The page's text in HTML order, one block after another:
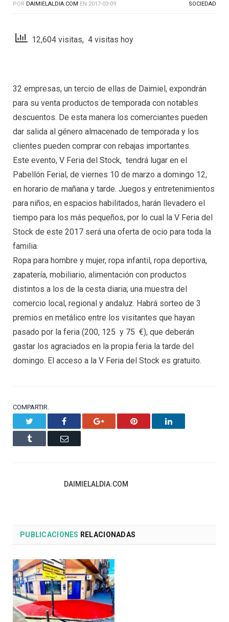
POR DAIMIELALDIA.COM EN 2017-03-09 SOCIEDAD
12,604 visitas, 4 visitas hoy
32 empresas, un tercio de ellas de Daimiel, expondrán
para su venta productos de temporada con notables
descuentos. De esta manera los comerciantes pueden
dar salida al género almacenado de temporada y los
clientes pueden comprar con rebajas importantes.
Este evento, V Feria del Stock, tendrá lugar en el
Pabellón Ferial, de viernes 10 de marzo a domingo 12,
en horario de mañana y tarde. Juegos y entretenimientos
para niños, en espacios habilitados, harán llevadero el
tiempo para los más pequeños, por lo cual la V Feria del
Stock de este 2017 será una oferta de ocio para toda la
familia.
Ropa para hombre y mujer, ropa infantil, ropa deportiva,
zapatería, mobiliario, alimentación con productos
distintos a los de la cesta diaria; una muestra del
comercio local, regional y andaluz. Habrá sorteo de 3
premios en metálico entre los visitantes que hayan
pasado por la feria (200, 125 y 75 €), que deberán
gastar los agraciados en la propia feria la tarde del
domingo. El acceso a la V Feria del Stock es gratuito.
COMPARTIR.
Facebook Google+ Pinterest LinkedIn
Tumblr Email
DAIMIELALDIA.COM
PUBLICACIONES RELACIONADAS